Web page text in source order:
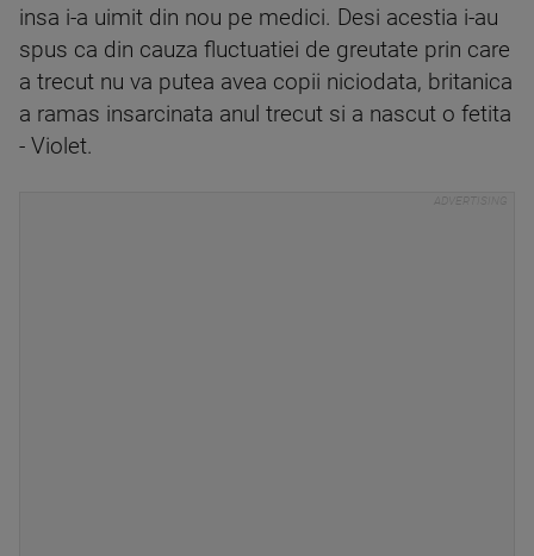
insa i-a uimit din nou pe medici. Desi acestia i-au
spus ca din cauza fluctuatiei de greutate prin care
a trecut nu va putea avea copii niciodata, britanica
a ramas insarcinata anul trecut si a nascut o fetita
- Violet.